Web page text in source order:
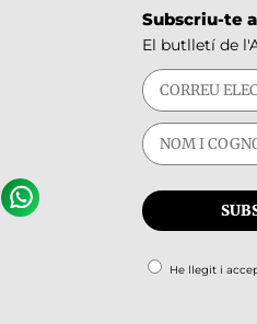
Subscriu-te
El butlletí de
He llegit i